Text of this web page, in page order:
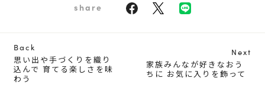
share
Back
思い出や手づくりを織り
込んで 育てる楽しさを味
わう
Next
家族みんなが好きなおう
ちに お気に入りを飾って